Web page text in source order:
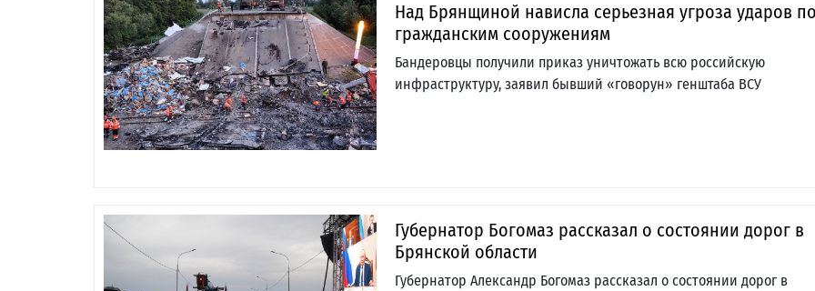
Над Брянщиной нависла серьезная угроза ударов по
гражданским сооружениям
Бандеровцы получили приказ уничтожать всю российскую
инфраструктуру, заявил бывший «говорун» генштаба ВСУ
Губернатор Богомаз рассказал о состоянии дорог в
Брянской области
Губернатор Александр Богомаз рассказал о состоянии дорог в